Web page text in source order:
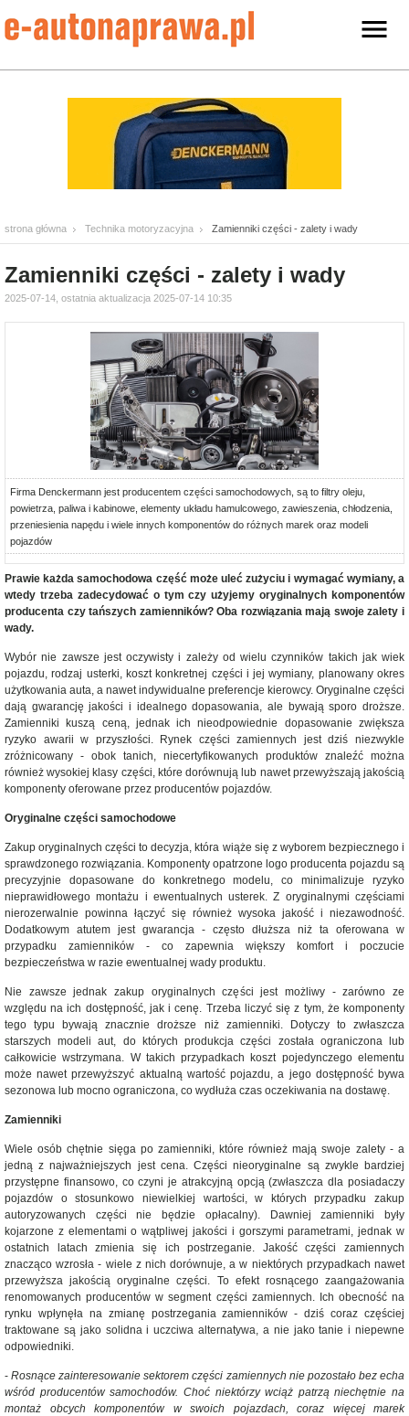
strona główna Technika motoryzacyjna Zamienniki części - zalety i wady
Zamienniki części - zalety i wady
2025-07-14, ostatnia aktualizacja 2025-07-14 10:35
Firma Denckermann jest producentem części samochodowych, są to filtry oleju,
powietrza, paliwa i kabinowe, elementy układu hamulcowego, zawieszenia, chłodzenia,
przeniesienia napędu i wiele innych komponentów do różnych marek oraz modeli
pojazdów
Prawie każda samochodowa część może uleć zużyciu i wymagać wymiany, a
wtedy trzeba zadecydować o tym czy użyjemy oryginalnych komponentów
producenta czy tańszych zamienników? Oba rozwiązania mają swoje zalety i
wady.
Wybór nie zawsze jest oczywisty i zależy od wielu czynników takich jak wiek
pojazdu, rodzaj usterki, koszt konkretnej części i jej wymiany, planowany okres
użytkowania auta, a nawet indywidualne preferencje kierowcy. Oryginalne części
dają gwarancję jakości i idealnego dopasowania, ale bywają sporo droższe.
Zamienniki kuszą ceną, jednak ich nieodpowiednie dopasowanie zwiększa
ryzyko awarii w przyszłości. Rynek części zamiennych jest dziś niezwykle
zróżnicowany - obok tanich, niecertyfikowanych produktów znaleźć można
również wysokiej klasy części, które dorównują lub nawet przewyższają jakością
komponenty oferowane przez producentów pojazdów.
Oryginalne części samochodowe
Zakup oryginalnych części to decyzja, która wiąże się z wyborem bezpiecznego i
sprawdzonego rozwiązania. Komponenty opatrzone logo producenta pojazdu są
precyzyjnie dopasowane do konkretnego modelu, co minimalizuje ryzyko
nieprawidłowego montażu i ewentualnych usterek. Z oryginalnymi częściami
nierozerwalnie powinna łączyć się również wysoka jakość i niezawodność.
Dodatkowym atutem jest gwarancja - często dłuższa niż ta oferowana w
przypadku zamienników - co zapewnia większy komfort i poczucie
bezpieczeństwa w razie ewentualnej wady produktu.
Nie zawsze jednak zakup oryginalnych części jest możliwy - zarówno ze
względu na ich dostępność, jak i cenę. Trzeba liczyć się z tym, że komponenty
tego typu bywają znacznie droższe niż zamienniki. Dotyczy to zwłaszcza
starszych modeli aut, do których produkcja części została ograniczona lub
całkowicie wstrzymana. W takich przypadkach koszt pojedynczego elementu
może nawet przewyższyć aktualną wartość pojazdu, a jego dostępność bywa
sezonowa lub mocno ograniczona, co wydłuża czas oczekiwania na dostawę.
Zamienniki
Wiele osób chętnie sięga po zamienniki, które również mają swoje zalety - a
jedną z najważniejszych jest cena. Części nieoryginalne są zwykle bardziej
przystępne finansowo, co czyni je atrakcyjną opcją (zwłaszcza dla posiadaczy
pojazdów o stosunkowo niewielkiej wartości, w których przypadku zakup
autoryzowanych części nie będzie opłacalny). Dawniej zamienniki były
kojarzone z elementami o wątpliwej jakości i gorszymi parametrami, jednak w
ostatnich latach zmienia się ich postrzeganie. Jakość części zamiennych
znacząco wzrosła - wiele z nich dorównuje, a w niektórych przypadkach nawet
przewyższa jakością oryginalne części. To efekt rosnącego zaangażowania
renomowanych producentów w segment części zamiennych. Ich obecność na
rynku wpłynęła na zmianę postrzegania zamienników - dziś coraz częściej
traktowane są jako solidna i uczciwa alternatywa, a nie jako tanie i niepewne
odpowiedniki.
-Rosnące zainteresowanie sektorem części zamiennych nie pozostało bez echa
wśród producentów samochodów. Choć niektórzy wciąż patrzą niechętnie na
montaż obcych komponentów w swoich pojazdach, coraz więcej marek